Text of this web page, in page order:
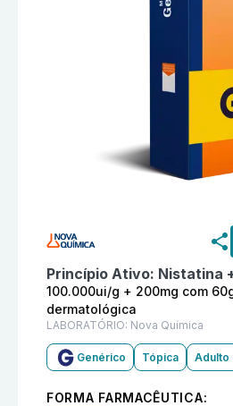
Princípio Ativo: Nistatina
100.000ui/g + 200mg com
dermatológica
LABORATÓRIO: Nova Química
Genérico Tópica Adulto
FORMA FARMACÊUTICA: